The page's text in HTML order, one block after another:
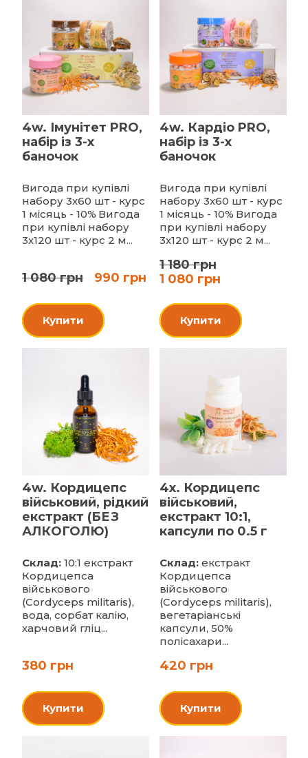
4w. Імунітет PRO,
набір із 3-х
баночок
Вигода при купівлі
набору 3х60 шт - курс
1 місяць - 10% Вигода
при купівлі набору
3х120 шт - курс 2 м...
1 080 грн 990 грн
Купити
4w. Кардіо PRO,
набір із 3-х
баночок
Вигода при купівлі
набору 3х60 шт - курс
1 місяць - 10% Вигода
при купівлі набору
3х120 шт - курс 2 м...
1 180 грн
1 080 грн
Купити
4w. Кордицепс
військовий, рідкий
екстракт (БЕЗ
АЛКОГОЛЮ)
Склад: 10:1 екстракт
Кордицепса
військового
(Cordyceps militaris),
вода, сорбат калію,
харчовий гліц...
380 грн
Купити
4x. Кордицепс
військовий,
екстракт 10:1,
капсули по 0.5 г
Склад: екстракт
Кордицепса
військового
(Cordyceps militaris),
вегетаріанські
капсули, 50%
полісахари...
420 грн
Купити